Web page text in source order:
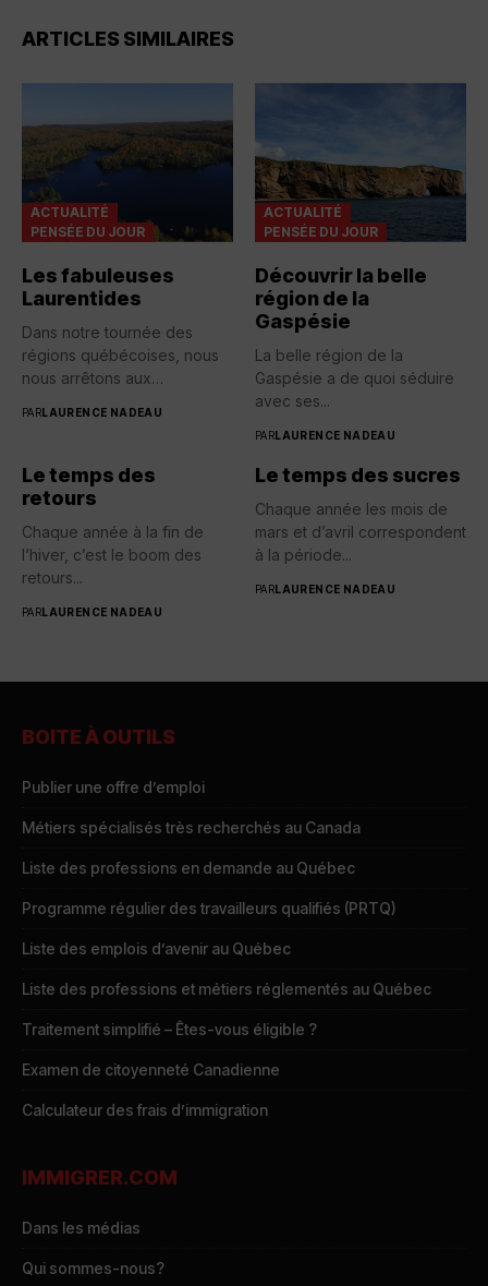
ARTICLES SIMILAIRES
ACTUALITÉ
PENSÉE DU JOUR
Les fabuleuses
Laurentides
Dans notre tournée des
régions québécoises, nous
nous arrêtons aux
PARLAURENCE NADEAU
ACTUALITÉ
PENSÉE DU JOUR
Découvrir la belle
région de la
Gaspésie
La belle région de la
Gaspésie a de quoi séduire
avec ses...
PARLAURENCE NADEAU
Le temps des
retours
Chaque année à la fin de
l’hiver, c’est le boom des
retours...
PARLAURENCE NADEAU
Le temps des sucres
Chaque année les mois de
mars et d’avril correspondent
à la période...
PARLAURENCE NADEAU
BOITE À OUTILS
Publier une offre d’emploi
Métiers spécialisés très recherchés au Canada
Liste des professions en demande au Québec
Programme régulier des travailleurs qualifiés (PRTQ)
Liste des emplois d’avenir au Québec
Liste des professions et métiers réglementés au Québec
Traitement simplifié – Êtes-vous éligible ?
Examen de citoyenneté Canadienne
Calculateur des frais d’immigration
IMMIGRER.COM
Dans les médias
Qui sommes-nous?